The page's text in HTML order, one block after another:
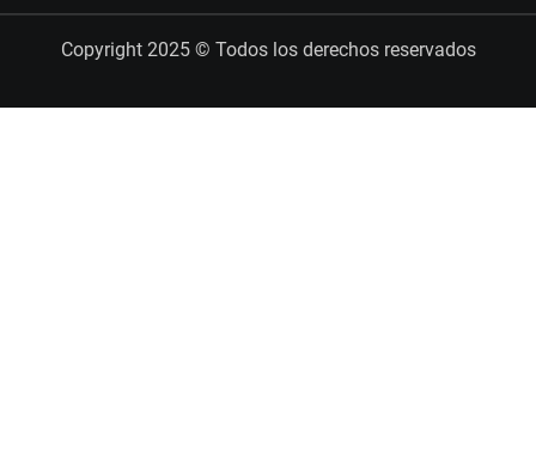
Copyright 2025 © Todos los derechos reservados